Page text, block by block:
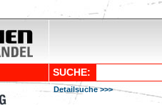
SUCHE:
Detailsuche >>>